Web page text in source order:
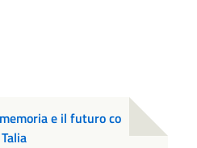
e il futuro co